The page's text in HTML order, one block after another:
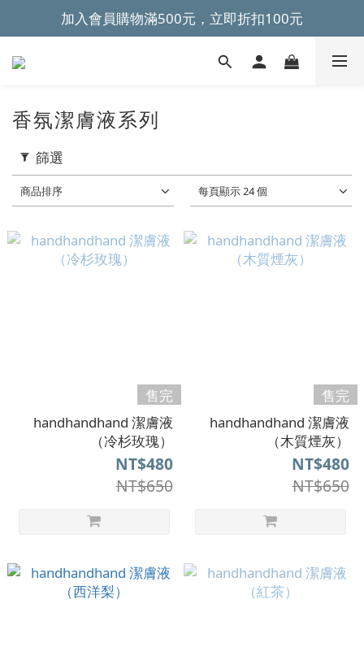
~全館滿499元免運~
加入會員購物滿500元，立即折扣100元
~全館滿499元免運~
香氛潔膚液系列
篩選
商品排序 每頁顯示 24 個
售完
handhandhand 潔膚液
（冷杉玫瑰）
NT$480
NT$650
售完
handhandhand 潔膚液
（木質煙灰）
NT$480
NT$650